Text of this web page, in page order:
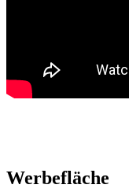
Werbefläche